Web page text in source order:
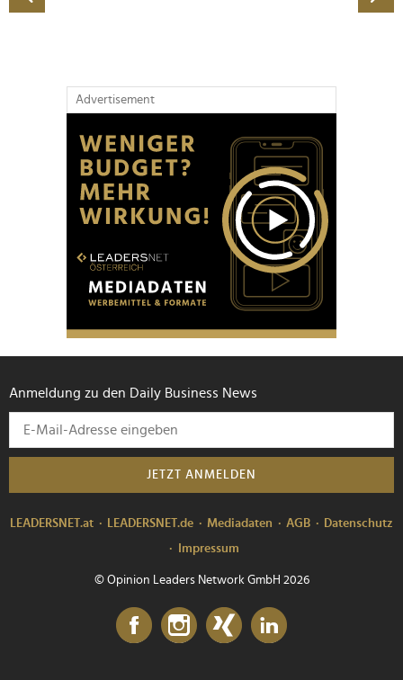
weiteren Daten zusammen, die Sie ihnen bereitgestellt
Advertisement
Anmeldung zu den Daily Business News
JETZT ANMELDEN
LEADERSNET.at LEADERSNET.de Mediadaten AGB
Datenschutz
Impressum
© Opinion Leaders Network GmbH 2026